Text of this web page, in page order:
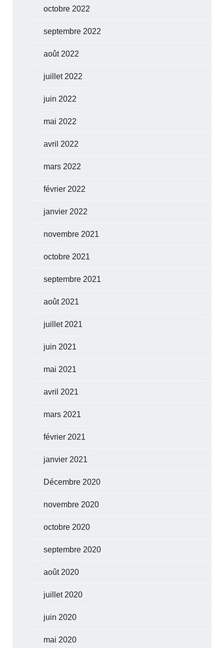
octobre 2022
septembre 2022
août 2022
juillet 2022
juin 2022
mai 2022
avril 2022
mars 2022
février 2022
janvier 2022
novembre 2021
octobre 2021
septembre 2021
août 2021
juillet 2021
juin 2021
mai 2021
avril 2021
mars 2021
février 2021
janvier 2021
Décembre 2020
novembre 2020
octobre 2020
septembre 2020
août 2020
juillet 2020
juin 2020
mai 2020